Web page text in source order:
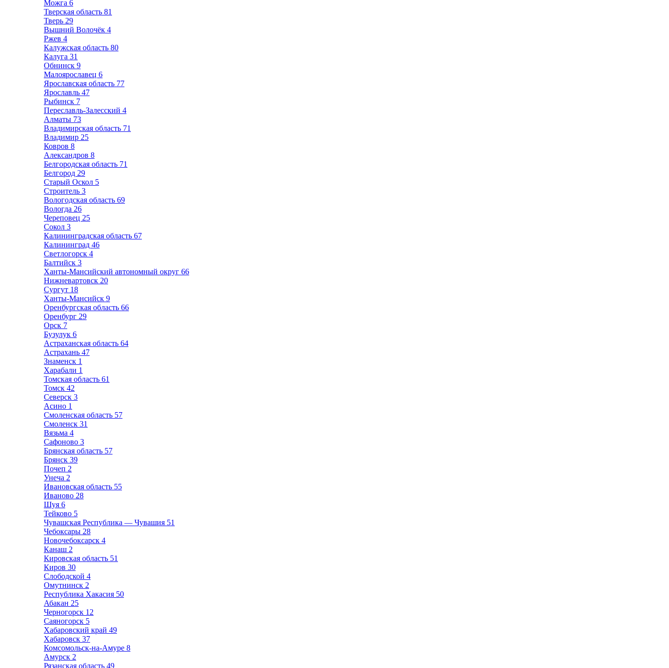
Можга 6
Тверская область 81
Тверь 29
Вышний Волочёк 4
Ржев 4
Калужская область 80
Калуга 31
Обнинск 9
Малоярославец 6
Ярославская область 77
Ярославль 47
Рыбинск 7
Переславль-Залесский 4
Алматы 73
Владимирская область 71
Владимир 25
Ковров 8
Александров 8
Белгородская область 71
Белгород 29
Старый Оскол 5
Строитель 3
Вологодская область 69
Вологда 26
Череповец 25
Сокол 3
Калининградская область 67
Калининград 46
Светлогорск 4
Балтийск 3
Ханты-Мансийский автономный округ 66
Нижневартовск 20
Сургут 18
Ханты-Мансийск 9
Оренбургская область 66
Оренбург 29
Орск 7
Бузулук 6
Астраханская область 64
Астрахань 47
Знаменск 1
Харабали 1
Томская область 61
Томск 42
Северск 3
Асино 1
Смоленская область 57
Смоленск 31
Вязьма 4
Сафоново 3
Брянская область 57
Брянск 39
Почеп 2
Унеча 2
Ивановская область 55
Иваново 28
Шуя 6
Тейково 5
Чувашская Республика — Чувашия 51
Чебоксары 28
Новочебоксарск 4
Канаш 2
Кировская область 51
Киров 30
Слободской 4
Омутнинск 2
Республика Хакасия 50
Абакан 25
Черногорск 12
Саяногорск 5
Хабаровский край 49
Хабаровск 37
Комсомольск-на-Амуре 8
Амурск 2
Рязанская область 49